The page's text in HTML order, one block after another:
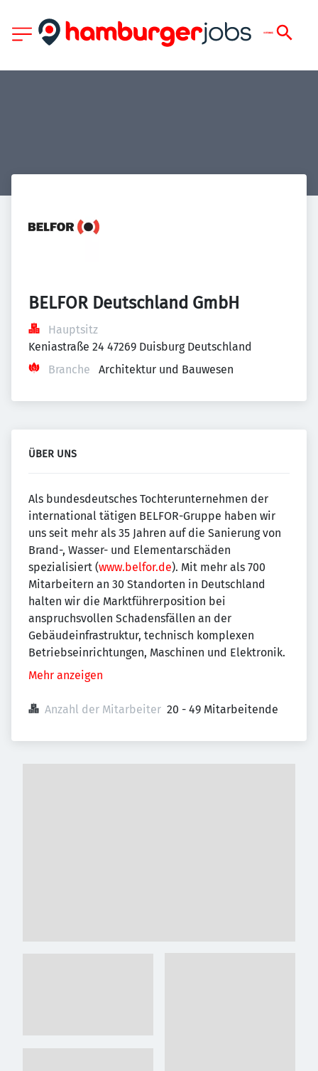
BELFOR Deutschland GmbH
Hauptsitz
Keniastraße 24 47269 Duisburg Deutschland
Branche
Architektur und Bauwesen
ÜBER UNS
Als bundesdeutsches Tochterunternehmen der
international tätigen BELFOR-Gruppe haben wir
uns seit mehr als 35 Jahren auf die Sanierung von
Brand-, Wasser- und Elementarschäden
spezialisiert (www.belfor.de). Mit mehr als 700
Mitarbeitern an 30 Standorten in Deutschland
halten wir die Marktführerposition bei
anspruchsvollen Schadensfällen an der
Gebäudeinfrastruktur, technisch komplexen
Betriebseinrichtungen, Maschinen und Elektronik.
Mehr anzeigen
Anzahl der Mitarbeiter 20 - 49 Mitarbeitende